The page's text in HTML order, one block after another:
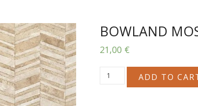
BOWLAND
21,00 €
BOWLAND
MOSAIC
ADD TO